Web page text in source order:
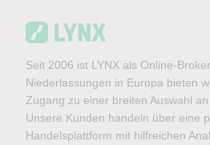
Seit 2006 ist LYNX als Online-
Niederlassungen in Europa bieten
Zugang zu einer breiten Auswahl
Unsere Kunden handeln über eine
Handelsplattform mit hilfreichen